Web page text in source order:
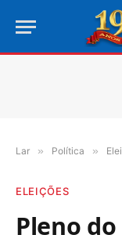
Lar » Política »
ELEIÇÕES
Pleno do